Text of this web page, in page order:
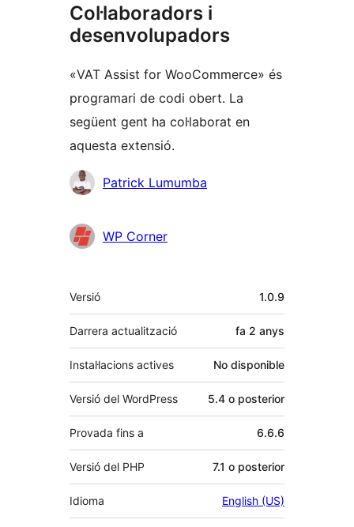
Col·laboradors i
desenvolupadors
«VAT Assist for WooCommerce» és
programari de codi obert. La
següent gent ha col·laborat en
aquesta extensió.
Col·laboradors
Patrick Lumumba
WP Corner
Meta
Versió 1.0.9
Darrera actualització fa 2 anys
Instal·lacions actives No disponible
Versió del WordPress 5.4 o posterior
Provada fins a 6.6.6
Versió del PHP 7.1 o posterior
Idioma English (US)